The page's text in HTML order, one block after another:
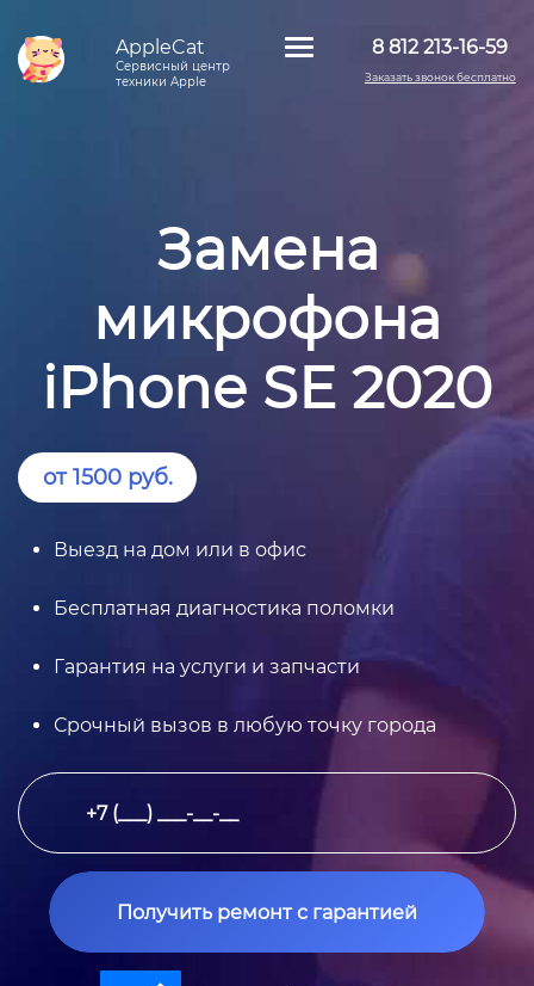
AppleCat
Сервисный центр
техники Apple
8 812 213-16-59
Заказать звонок бесплатно
Замена
микрофона
iPhone SE 2020
от 1500 руб.
Выезд на дом или в офис
Бесплатная диагностика поломки
Гарантия на услуги и запчасти
Срочный вызов в любую точку города
Получить ремонт с гарантией